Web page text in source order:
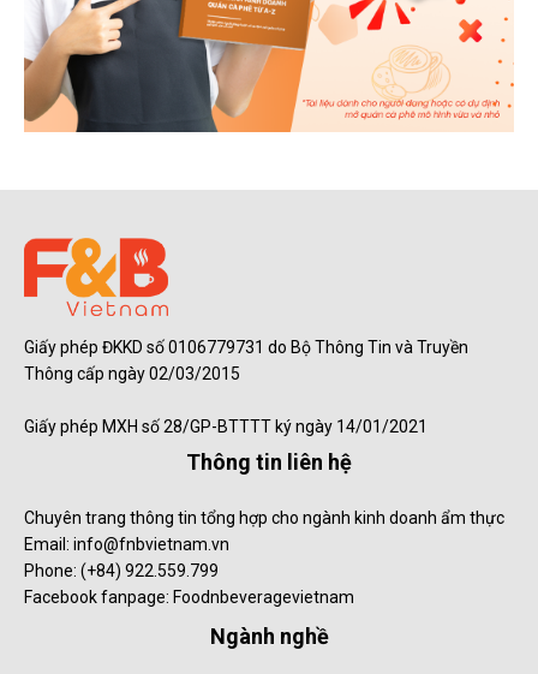
Giấy phép ĐKKD số 0106779731 do Bộ Thông Tin và Truyền
Thông cấp ngày 02/03/2015
Giấy phép MXH số 28/GP-BTTTT ký ngày 14/01/2021
Thông tin liên hệ
Chuyên trang thông tin tổng hợp cho ngành kinh doanh ẩm thực
Email: info@fnbvietnam.vn
Phone: (+84) 922.559.799
Facebook fanpage: Foodnbeveragevietnam
Ngành nghề